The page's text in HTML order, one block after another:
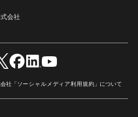
会社
社「ソーシャルメディア利用規約 」について